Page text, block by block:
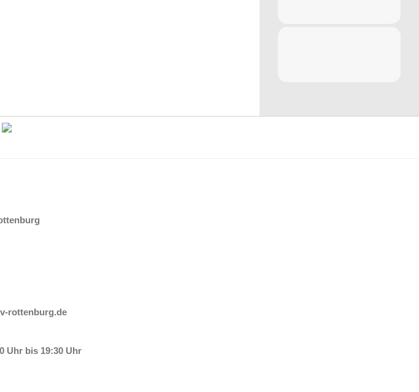
rottenburg.de
Uhr bis 19:30 Uhr